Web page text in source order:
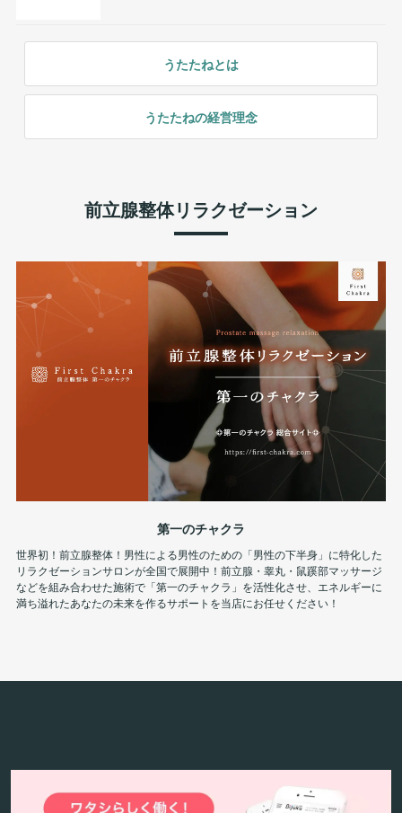
うたたねとは
うたたねの経営理念
前立腺整体リラクゼーション
第一のチャクラ
世界初！前立腺整体！男性による男性のための「男性の下半身」に特化した
リラクゼーションサロンが全国で展開中！前立腺・睾丸・鼠蹊部マッサージ
などを組み合わせた施術で「第一のチャクラ」を活性化させ、エネルギーに
満ち溢れたあなたの未来を作るサポートを当店にお任せください！